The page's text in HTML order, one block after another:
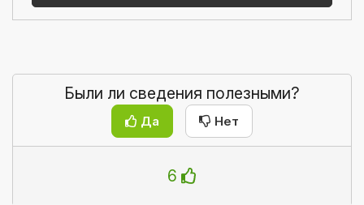
Были ли сведения полезными?
Да Нет
6